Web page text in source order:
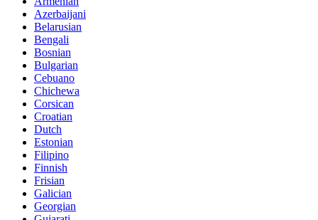
Azerbaijani
Belarusian
Bengali
Bosnian
Bulgarian
Cebuano
Chichewa
Corsican
Croatian
Dutch
Estonian
Filipino
Finnish
Frisian
Galician
Georgian